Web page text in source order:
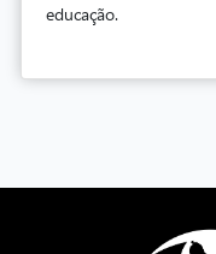
educação.